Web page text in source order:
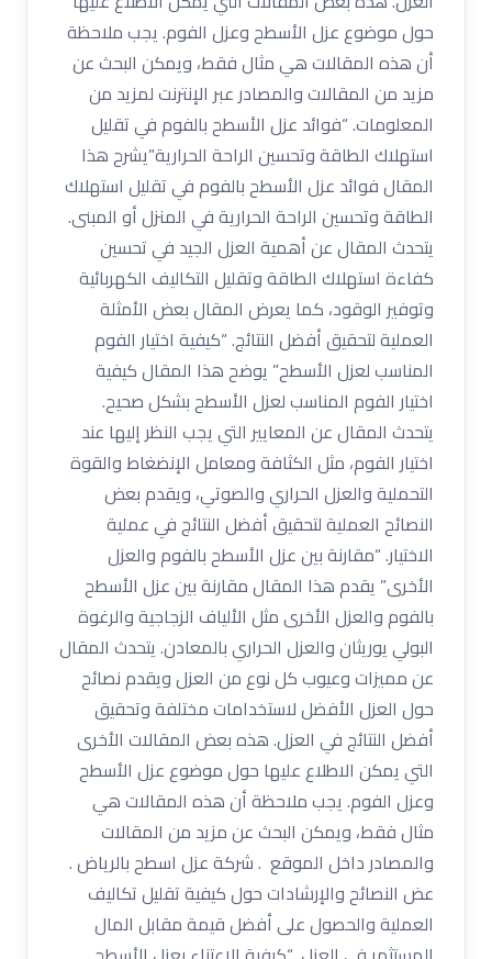
حول موضوع عزل الأسطح وعزل الفوم. يجب ملاحظة
أن هذه المقالات هي مثال فقط، ويمكن البحث عن
مزيد من المقالات والمصادر عبر الإنترنت لمزيد من
المعلومات. “فوائد عزل الأسطح بالفوم في تقليل
استهلاك الطاقة وتحسين الراحة الحرارية”يشرح هذا
المقال فوائد عزل الأسطح بالفوم في تقليل استهلاك
الطاقة وتحسين الراحة الحرارية في المنزل أو المبنى.
يتحدث المقال عن أهمية العزل الجيد في تحسين
كفاءة استهلاك الطاقة وتقليل التكاليف الكهربائية
وتوفير الوقود، كما يعرض المقال بعض الأمثلة
العملية لتحقيق أفضل النتائج. “كيفية اختيار الفوم
المناسب لعزل الأسطح” يوضح هذا المقال كيفية
اختيار الفوم المناسب لعزل الأسطح بشكل صحيح.
يتحدث المقال عن المعايير التي يجب النظر إليها عند
اختيار الفوم، مثل الكثافة ومعامل الإنضغاط والقوة
التحملية والعزل الحراري والصوتي، ويقدم بعض
النصائح العملية لتحقيق أفضل النتائج في عملية
الاختيار. “مقارنة بين عزل الأسطح بالفوم والعزل
الأخرى” يقدم هذا المقال مقارنة بين عزل الأسطح
بالفوم والعزل الأخرى مثل الألياف الزجاجية والرغوة
البولي يوريثان والعزل الحراري بالمعادن. يتحدث المقال
عن مميزات وعيوب كل نوع من العزل ويقدم نصائح
حول العزل الأفضل لاستخدامات مختلفة وتحقيق
أفضل النتائج في العزل. هذه بعض المقالات الأخرى
التي يمكن الاطلاع عليها حول موضوع عزل الأسطح
وعزل الفوم. يجب ملاحظة أن هذه المقالات هي
مثال فقط، ويمكن البحث عن مزيد من المقالات
والمصادر داخل الموقع . شركة عزل اسطح بالرياض .
عض النصائح والإرشادات حول كيفية تقليل تكاليف
العملية والحصول على أفضل قيمة مقابل المال